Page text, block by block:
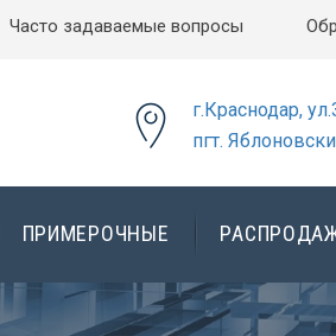
Часто задаваемые вопросы
г.Краснодар,
пгт.
ПРИМЕРОЧНЫЕ